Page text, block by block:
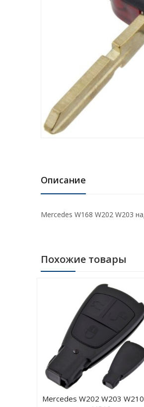
Описание
Mercedes W168 W202 W203
Похожие товары
Mercedes W202 W203 W210